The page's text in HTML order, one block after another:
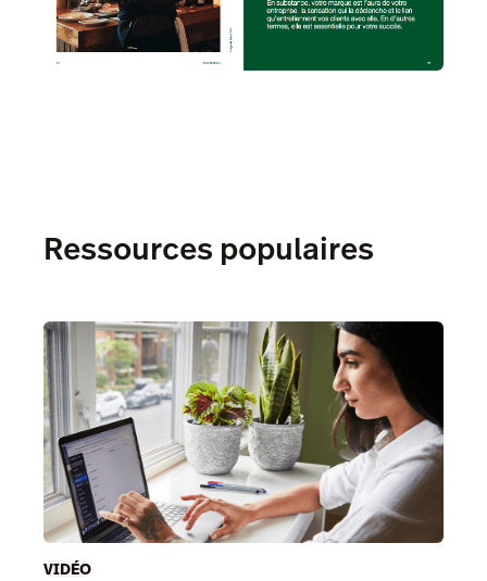
Ressources populaires
VIDÉO